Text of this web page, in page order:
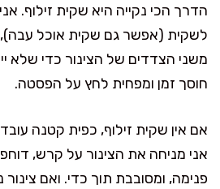
הדרך הכי נקייה היא שקית זילוף.
לשקית (אפשר גם שקית אוכל
משני הצדדים של הצינור כדי שלא
חוסך זמן ומפחית לחץ על הפסטה.
אם אין שקית זילוף, כפית קטנה
אני מניחה את הצינור על קרש,
פנימה, ומסובבת תוך כדי. ואם